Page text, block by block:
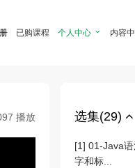
已购课程 个人中心  内容
播放 选集(29)
[1] 01-Java
字和标...